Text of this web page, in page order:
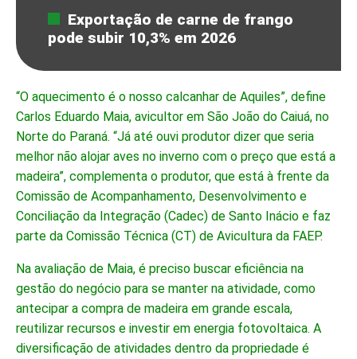
Exportação de carne de frango
pode subir 10,3% em 2026
“O aquecimento é o nosso calcanhar de Aquiles”, define
Carlos Eduardo Maia, avicultor em São João do Caiuá, no
Norte do Paraná. “Já até ouvi produtor dizer que seria
melhor não alojar aves no inverno com o preço que está a
madeira”, complementa o produtor, que está à frente da
Comissão de Acompanhamento, Desenvolvimento e
Conciliação da Integração (Cadec) de Santo Inácio e faz
parte da Comissão Técnica (CT) de Avicultura da FAEP.
Na avaliação de Maia, é preciso buscar eficiência na
gestão do negócio para se manter na atividade, como
antecipar a compra de madeira em grande escala,
reutilizar recursos e investir em energia fotovoltaica. A
diversificação de atividades dentro da propriedade é